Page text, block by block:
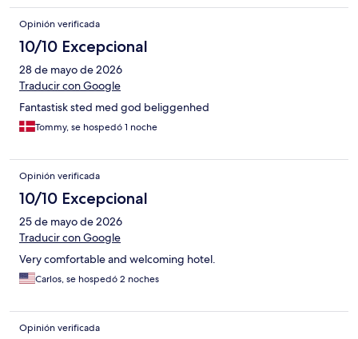
Opinión verificada
10/10 Excepcional
28 de mayo de 2026
Traducir con Google
Fantastisk sted med god beliggenhed
Tommy, se hospedó 1 noche
Opinión verificada
10/10 Excepcional
25 de mayo de 2026
Traducir con Google
Very comfortable and welcoming hotel.
Carlos, se hospedó 2 noches
Opinión verificada